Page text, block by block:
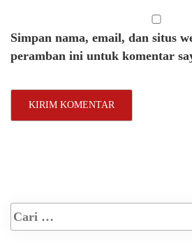
Simpan nama, email, dan situs
peramban ini untuk komentar